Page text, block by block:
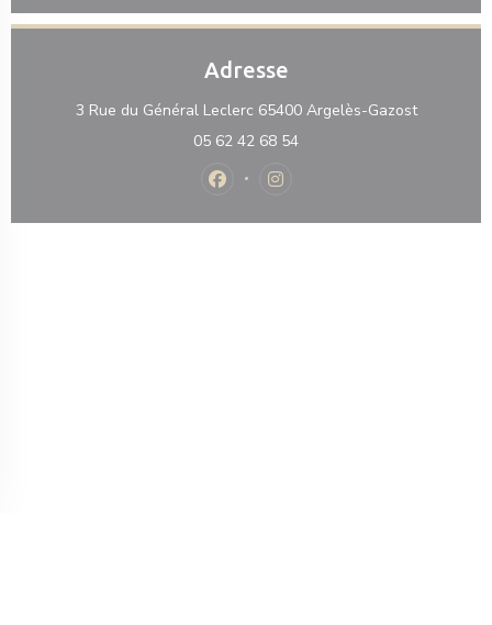
Adresse
3 Rue du Général Leclerc 65400 Argelès-Gazost((ouvre
05 62 42 68 54
Facebook ((ouvre une nouvelle
Instagram ((ouvre une